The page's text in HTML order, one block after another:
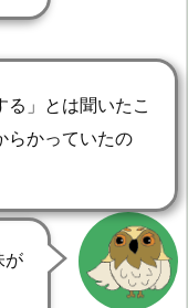
る」とは聞いたこ
らかっていたの
が